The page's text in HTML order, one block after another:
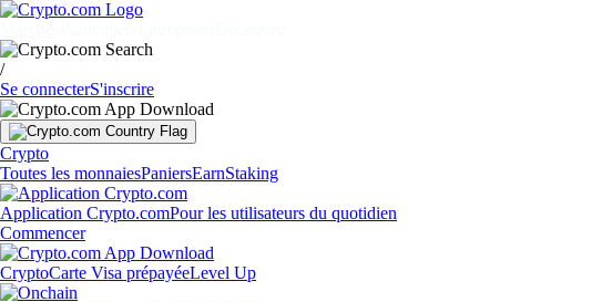
/
Se connecterS'inscrire
Crypto
Toutes les monnaiesPaniersEarnStaking
Application Crypto.comPour les utilisateurs du quotidien
Commencer
CryptoCarte Visa prépayéeLevel Up